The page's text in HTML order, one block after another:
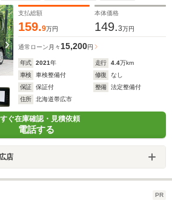
CD
支払総額
159.9万円
本体価格
149.3万円
通常ローン 月々15,200円
年式 2021年 走行 4.4万km
車検
車検整備付 修復
なし
保証
保証付 整備
法定整備付
住所
北海道帯広市
ぐ在庫確認・見積依頼
電話する
店
PR